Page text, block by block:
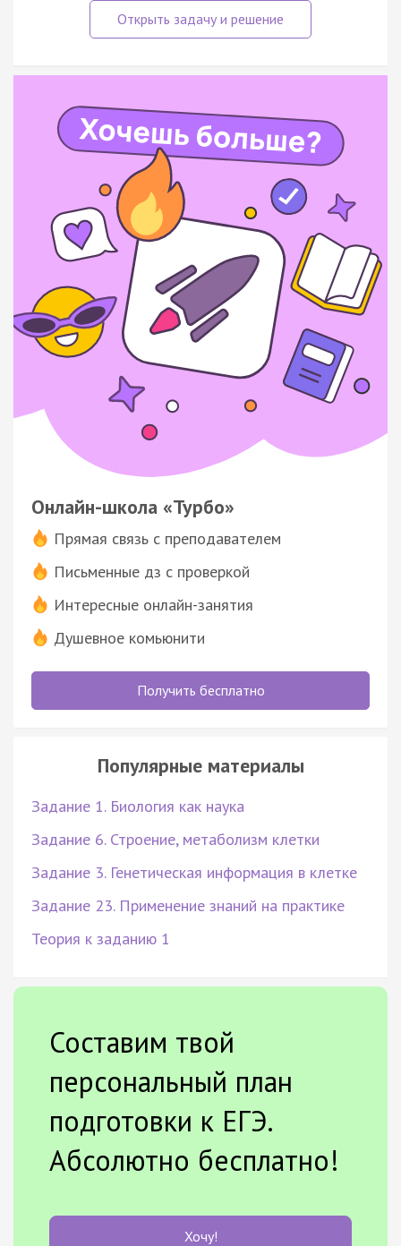
Онлайн-школа «Турбо»
Прямая связь с преподавателем
Письменные дз с проверкой
Интересные онлайн-занятия
Душевное комьюнити
Получить бесплатно
Популярные материалы
Задание 1. Биология как наука
Задание 6. Строение, метаболизм клетки
Задание 3. Генетическая информация в клетке
Задание 23. Применение знаний на практике
Теория к заданию 1
Составим твой
персональный план
подготовки к ЕГЭ.
Абсолютно бесплатно!
Хочу!